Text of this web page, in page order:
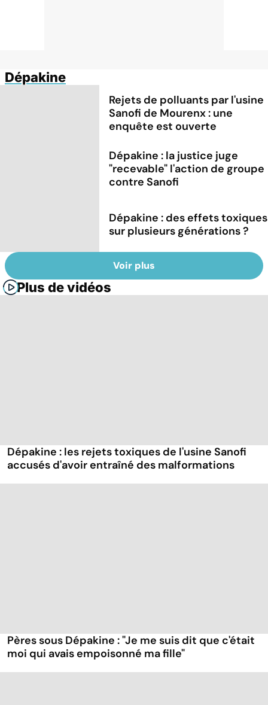
Dépakine
Rejets de polluants par l'usine
Sanofi de Mourenx : une
enquête est ouverte
Dépakine : la justice juge
"recevable" l'action de groupe
contre Sanofi
Dépakine : des effets toxiques
sur plusieurs générations ?
Voir plus
Plus de vidéos
Dépakine : les rejets toxiques de l'usine Sanofi
accusés d'avoir entraîné des malformations
Pères sous Dépakine : "Je me suis dit que c'était
moi qui avais empoisonné ma fille"